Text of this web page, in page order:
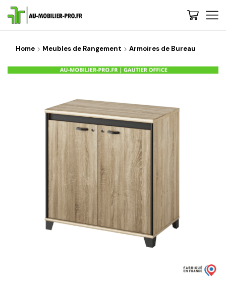
Home Meubles de Rangement Armoires de Bureau